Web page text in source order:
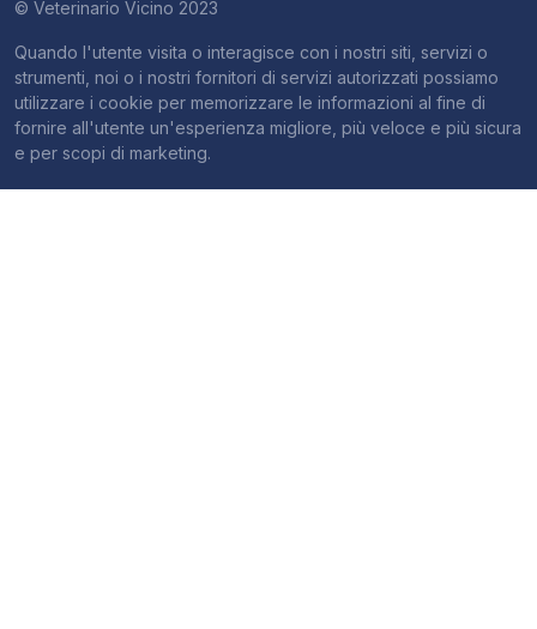
© Veterinario Vicino 2023
Quando l'utente visita o interagisce con i nostri siti, servizi o
strumenti, noi o i nostri fornitori di servizi autorizzati possiamo
utilizzare i cookie per memorizzare le informazioni al fine di
fornire all'utente un'esperienza migliore, più veloce e più sicura
e per scopi di marketing.